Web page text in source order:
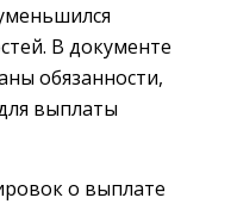
В документе
обязанности,
выплаты
о выплате